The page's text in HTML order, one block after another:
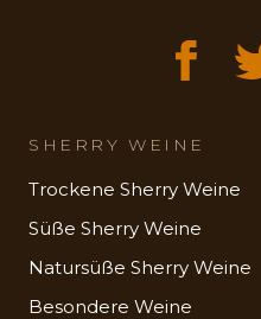
SHERRY WEINE
Trockene Sherry Weine
Süße Sherry Weine
Natursüße Sherry Weine
Besondere Weine